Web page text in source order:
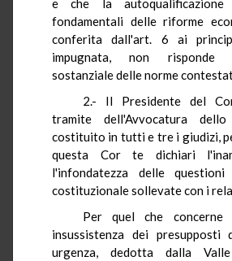
e che la autoqualificazione
fondamentali delle riforme
conferita dall'art. 6 ai
impugnata, non risponde
sostanziale delle norme
2.- Il Presidente del
tramite dell'Avvocatura
costituito in tutti e tre i giudizi,
questa Cor te dichiari
l'infondatezza delle
costituzionale sollevate con i
Per quel che concerne
insussistenza dei presupposti
urgenza, dedotta dalla